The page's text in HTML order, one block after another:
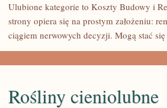
DESIGN
WNĘTRZ
Ulubione kategorie to Koszty Budowy i
strony opiera się na prostym założeniu:
ciągiem nerwowych decyzji. Mogą stać
Rośliny cieniolubne